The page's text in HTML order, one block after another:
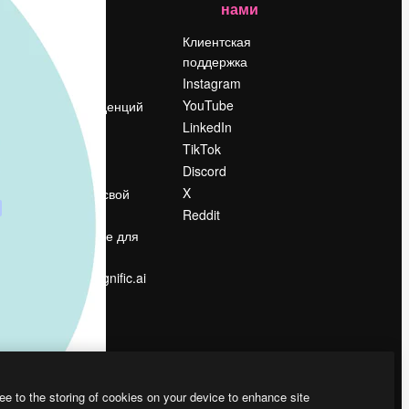
О нас
Reviews
Вакансии
Поиск тенденций
События
Продайте свой
Помещение для
Ищете magnific.ai
нами
Клиентская
поддержка
Instagram
YouTube
LinkedIn
TikTok
Discord
X
Reddit
to the storing of cookies on your device to enhance site